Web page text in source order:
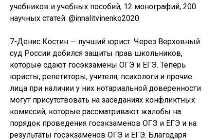
учебников и учебных пособий, 12 монографий, 200
научных статей. @innalitvinenko2020
7-Денис Костин — лучший юрист. Через Верховный
суд России добился защиты прав школьников,
которые сдают госэкзамены ОГЭ и ЕГЭ. Теперь
юристы, репетиторы, учителя, психологи и прочие
лица при наличии у них нотариальной доверенности
могут присутствовать на заседаниях конфликтных
комиссий, которые рассматривают жалобы на
порядок проведения госэкзаменов ОГЭ и ЕГЭ и на
результаты госэкзаменов ОГЭ и ЕГЭ. Благодаря